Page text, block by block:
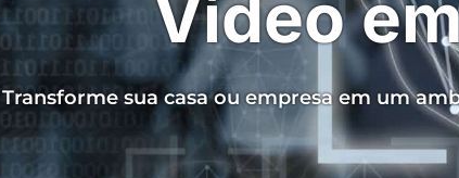
Vídeo
Transforme sua casa ou empresa em um